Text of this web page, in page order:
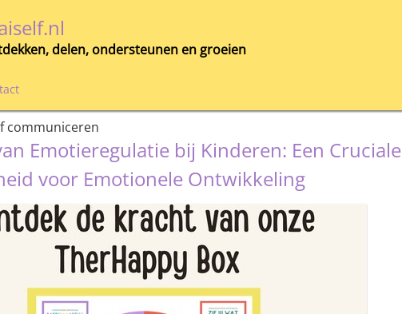
delen, ondersteunen en groeien
communiceren
Emotieregulatie bij Kinderen: Een Cruciale
voor Emotionele Ontwikkeling